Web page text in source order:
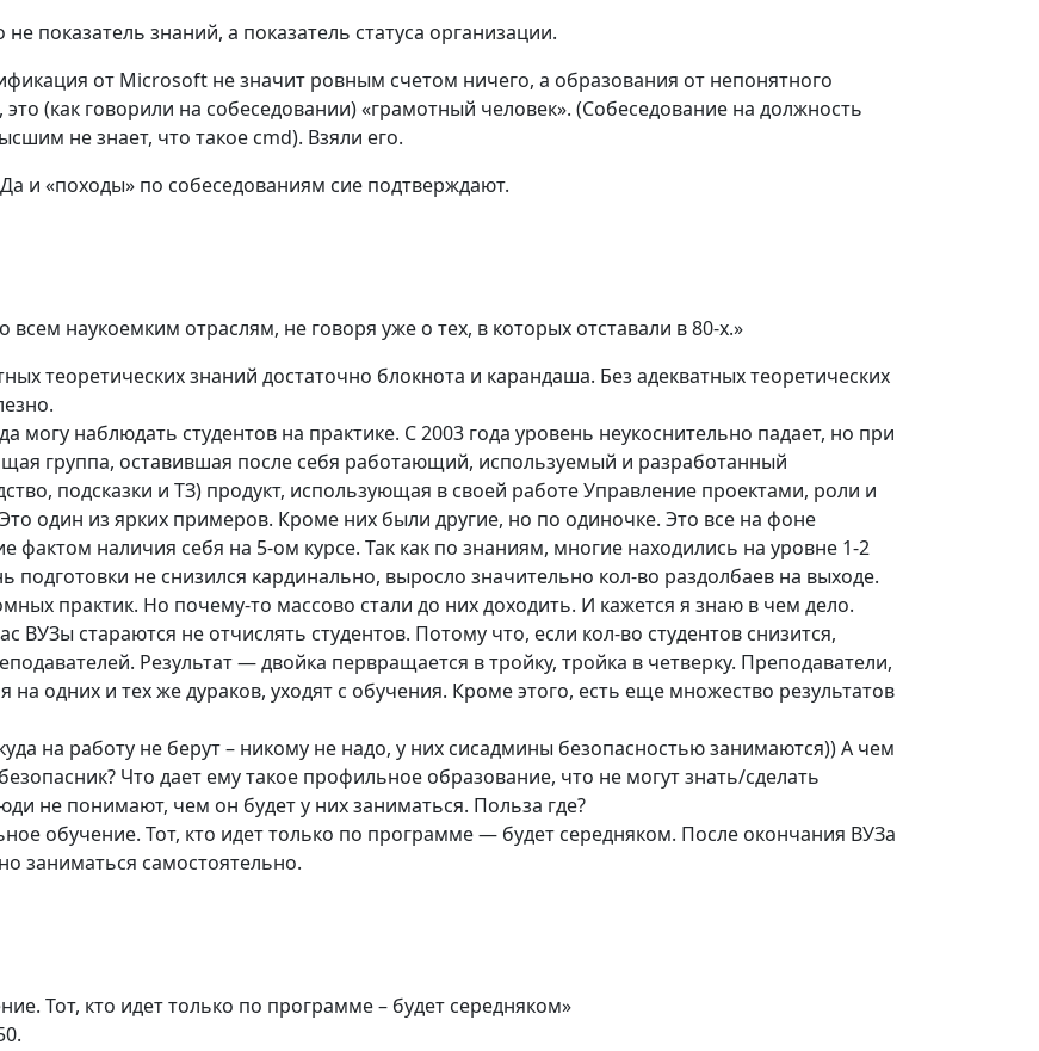
показатель знаний, а показатель статуса организации.
от Microsoft не значит ровным счетом ничего, а образования от непонятного
(как говорили на собеседовании) «грамотный человек». (Собеседование на должность
не знает, что такое cmd). Взяли его.
и «походы» по собеседованиям сие подтверждают.
наукоемким отраслям, не говоря уже о тех, в которых отставали в 80-х.»
теоретических знаний достаточно блокнота и карандаша. Без адекватных теоретических
могу наблюдать студентов на практике. С 2003 года уровень неукоснительно падает, но при
группа, оставившая после себя работающий, используемый и разработанный
подсказки и ТЗ) продукт, использующая в своей работе Управление проектами, роли и
один из ярких примеров. Кроме них были другие, но по одиночке. Это все на фоне
фактом наличия себя на 5-ом курсе. Так как по знаниям, многие находились на уровне 1-2
подготовки не снизился кардинально, выросло значительно кол-во раздолбаев на выходе.
практик. Но почему-то массово стали до них доходить. И кажется я знаю в чем дело.
ВУЗы стараются не отчислять студентов. Потому что, если кол-во студентов снизится,
Результат — двойка первращается в тройку, тройка в четверку. Преподаватели,
одних и тех же дураков, уходят с обучения. Кроме этого, есть еще множество результатов
на работу не берут – никому не надо, у них сисадмины безопасностью занимаются)) А чем
Что дает ему такое профильное образование, что не могут знать/сделать
не понимают, чем он будет у них заниматься. Польза где?
обучение. Тот, кто идет только по программе — будет середняком. После окончания ВУЗа
заниматься самостоятельно.
Тот, кто идет только по программе – будет середняком»